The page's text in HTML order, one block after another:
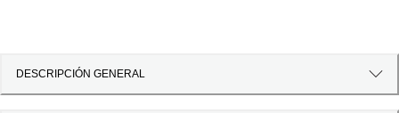
DESCRIPCIÓN GENERAL